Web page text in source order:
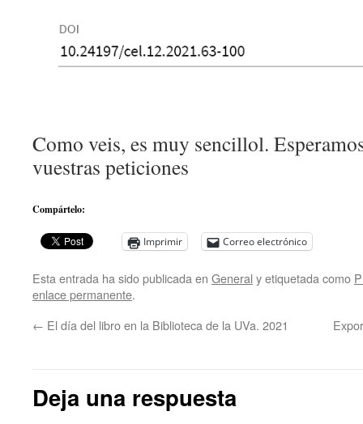
Como veis, es muy sencillol.
vuestras peticiones
Compártelo:
Imprimir Correo electrónico
Esta entrada ha sido publicada en General y etiquetada como
enlace permanente.
← El día del libro en la Biblioteca de la UVa. 2021
Deja una respuesta